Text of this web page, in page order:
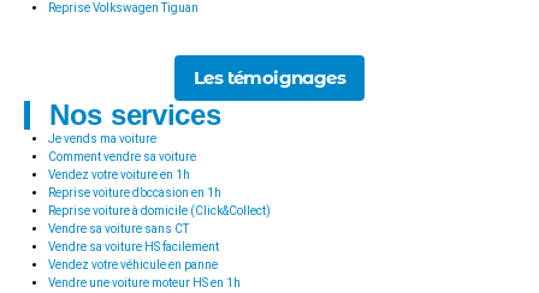
Reprise Volkswagen Tiguan
Les témoignages
Nos services
Je vends ma voiture
Comment vendre sa voiture
Vendez votre voiture en 1h
Reprise voiture d’occasion en 1h
Reprise voiture à domicile (Click&Collect)
Vendre sa voiture sans CT
Vendre sa voiture HS facilement
Vendez votre véhicule en panne
Vendre une voiture moteur HS en 1h